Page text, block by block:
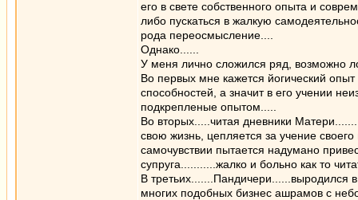
его в свете собственного опыта и
либо пускаться в жалкую
рода переосмысление....
Однако......
У меня лично сложился ряд, возможно
Во первых мне кажется йогический
способностей, а значит в его учении
подкрепленые опытом.....
Во вторых.....читая дневники
свою жизнь, цепляется за учение
самочувствии пытается надумано
супруга...........жалко и больно как то
В третьих.......Пандичери......выродился
многих подобных бизнес ашрамов с